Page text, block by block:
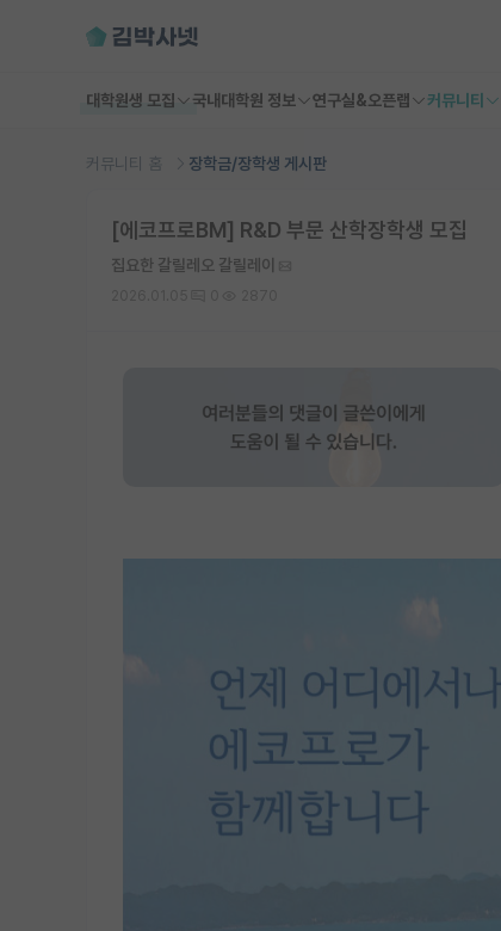
대학원생 모집 국내대학원 정보 연구실&오픈랩 커뮤니티
커뮤니티 홈 장학금/장학생 게시판
[에코프로BM] R&D 부문 산학장학생 모집
집요한 갈릴레오 갈릴레이